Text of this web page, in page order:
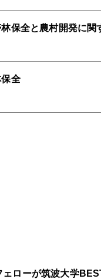
保全と農村開発に関
全
ローが筑波大学